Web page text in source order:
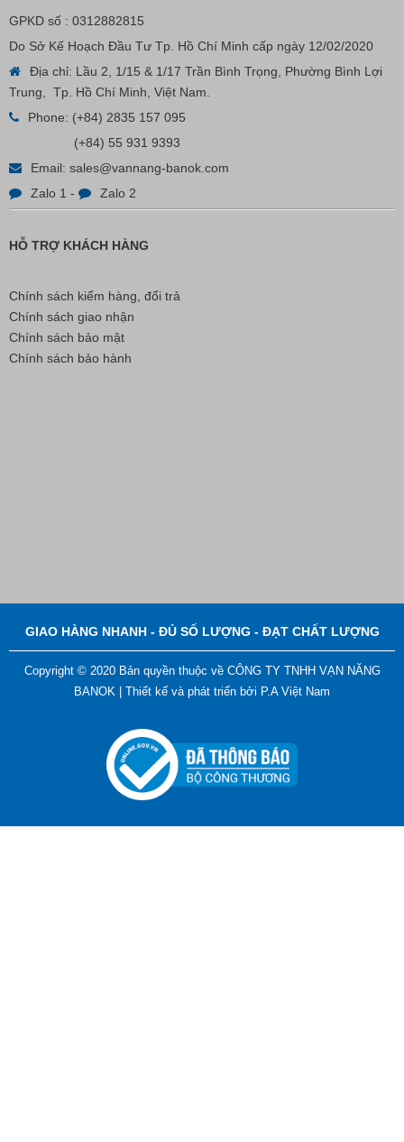
GPKD số : 0312882815
Do Sở Kế Hoạch Đầu Tư Tp. Hồ Chí Minh cấp ngày 12/02/2020
Địa chỉ: Lầu 2, 1/15 & 1/17 Trần Bình Trọng, Phường Bình Lợi
Trung, Tp. Hồ Chí Minh, Việt Nam.
Phone: (+84) 2835 157 095
(+84) 55 931 9393
Email: sales@vannang-banok.com
Zalo 1 - Zalo 2
HỖ TRỢ KHÁCH HÀNG
Chính sách kiểm hàng, đổi trả
Chính sách giao nhận
Chính sách bảo mật
Chính sách bảo hành
GIAO HÀNG NHANH - ĐỦ SỐ LƯỢNG - ĐẠT CHẤT LƯỢNG
Copyright © 2020 Bản quyền thuộc về CÔNG TY TNHH VẠN NĂNG
BANOK | Thiết kế và phát triển bởi P.A Việt Nam